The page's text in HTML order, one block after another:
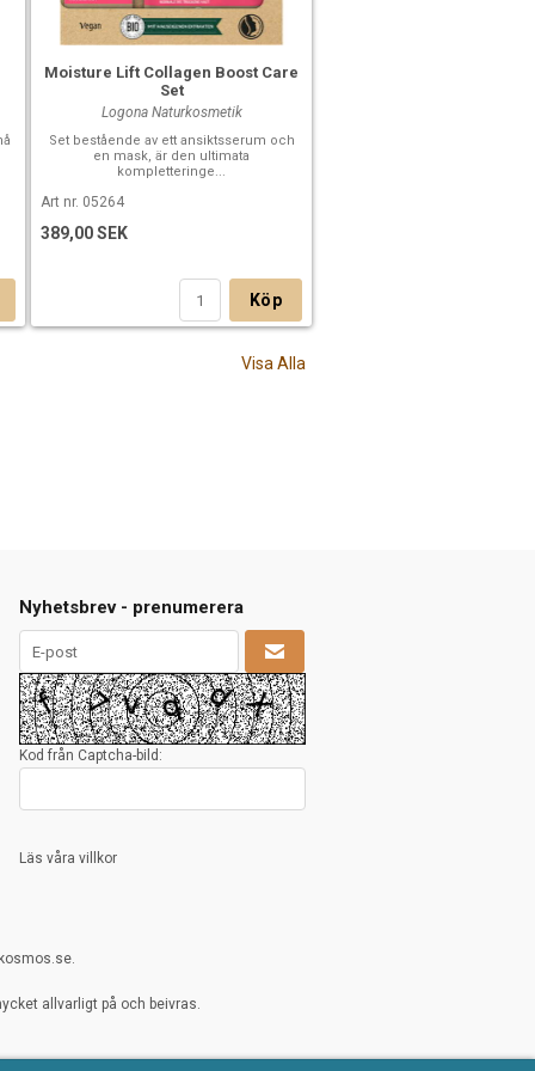
Moisture Lift Collagen Boost Care
Set
Logona Naturkosmetik
Set bestående av ett ansiktsserum och
en mask, är den ultimata
kompletteringe...
Art nr. 05264
389,00 SEK
Köp
Visa Alla
Nyhetsbrev - prenumerera
Kod från Captcha-bild:
Läs våra villkor
allvarligt på och beivras.